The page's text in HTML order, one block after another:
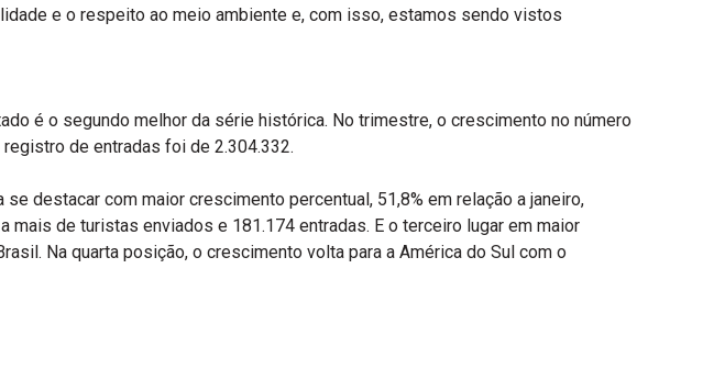
e o respeito ao meio ambiente e, com isso, estamos sendo vistos
é o segundo melhor da série histórica. No trimestre, o crescimento no número
de entradas foi de 2.304.332.
destacar com maior crescimento percentual, 51,8% em relação a janeiro,
mais de turistas enviados e 181.174 entradas. E o terceiro lugar em maior
Na quarta posição, o crescimento volta para a América do Sul com o